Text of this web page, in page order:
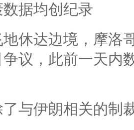
据均创纪录
休达边境，摩洛
争议，此前一天内
与伊朗相关的制